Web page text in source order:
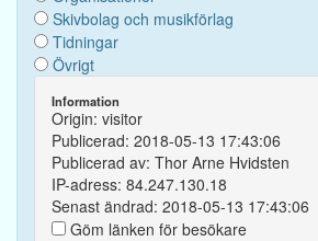
Skivbolag och musikförlag
Tidningar
Övrigt
Information
Origin: visitor
Publicerad: 2018-05-13 17:43:06
Publicerad av: Thor Arne Hvidsten
IP-adress: 84.247.130.18
Senast ändrad: 2018-05-13 17:43:06
Göm länken för besökare